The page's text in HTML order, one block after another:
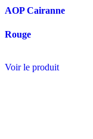
AOP Cairanne
Rouge
Voir le produit